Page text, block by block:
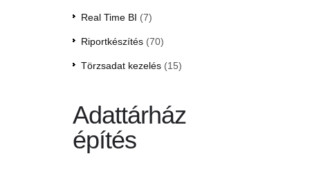
Real Time BI (7)
Riportkészítés(70)
Törzsadat kezelés(15)
Adattárház
építés